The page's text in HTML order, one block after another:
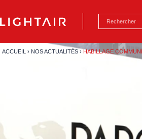
ACCUEIL › NOS ACTUALITÉS ›HABILLAGE